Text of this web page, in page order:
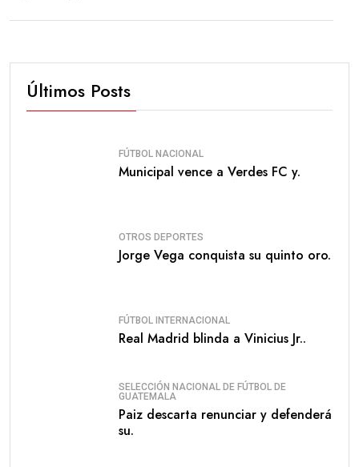
Últimos Posts
FÚTBOL NACIONAL
Municipal vence a Verdes FC y.
OTROS DEPORTES
Jorge Vega conquista su quinto oro.
FÚTBOL INTERNACIONAL
Real Madrid blinda a Vinicius Jr..
SELECCIÓN NACIONAL DE FÚTBOL DE
GUATEMALA
Paiz descarta renunciar y defenderá
su.